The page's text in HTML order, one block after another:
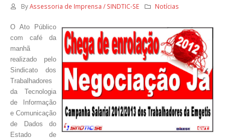
ByAssessoria de Imprensa / SINDTIC-SE Notícias
O Ato Público
com café da
manhã
realizado pelo
Sindicato dos
Trabalhadores
da Tecnologia
de Informação
e Comunicação
de Dados do
Estado
de